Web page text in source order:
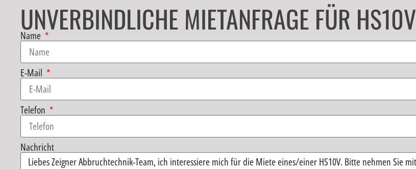
UNVERBINDLICHE MIETANFRAGE FÜR HS10V
Name
E-Mail
Telefon
Nachricht